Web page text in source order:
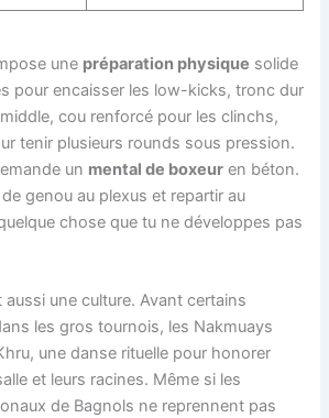
une préparation physique solide
pour encaisser les low-kicks, tronc dur
cou renforcé pour les clinchs,
tenir plusieurs rounds sous pression.
un mental de boxeur en béton.
genou au plexus et repartir au
chose que tu ne développes pas
aussi une culture. Avant certains
les gros tournois, les Nakmuays
une danse rituelle pour honorer
et leurs racines. Même si les
de Bagnols ne reprennent pas